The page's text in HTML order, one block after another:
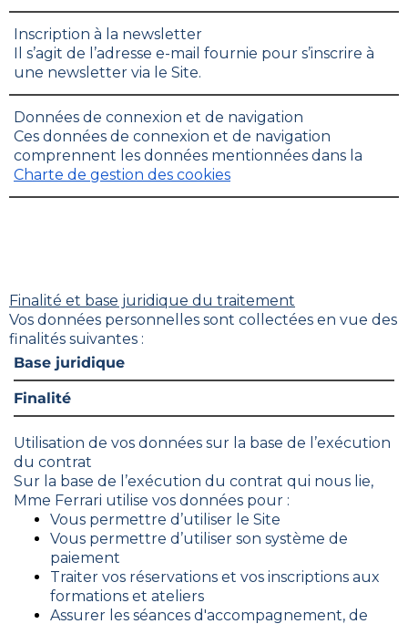
Inscription à la newsletter
Il s’agit de l’adresse e-mail fournie pour s’inscrire à
une newsletter via le Site.
Données de connexion et de navigation
Ces données de connexion et de navigation
comprennent les données mentionnées dans la
Charte de gestion des cookies
Finalité et base juridique du traitement
Vos données personnelles sont collectées en vue des
finalités suivantes :
Base juridique
Finalité
Utilisation de vos données sur la base de l’exécution
du contrat
Sur la base de l’exécution du contrat qui nous lie,
Mme Ferrari utilise vos données pour :
Vous permettre d’utiliser le Site
Vous permettre d’utiliser son système de
paiement
Traiter vos réservations et vos inscriptions aux
formations et ateliers
Assurer les séances d'accompagnement, de